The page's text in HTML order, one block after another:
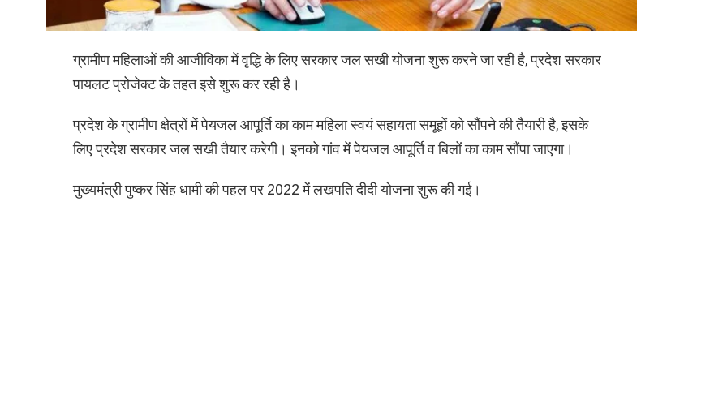
ग्रामीण महिलाओं की आजीविका में वृद्धि के लिए सरकार जल सखी योजना शुरू करने जा रही है, प्रदेश सरकार
पायलट प्रोजेक्ट के तहत इसे शुरू कर रही है।
प्रदेश के ग्रामीण क्षेत्रों में पेयजल आपूर्ति का काम महिला स्वयं सहायता समूहों को सौंपने की तैयारी है, इसके
लिए प्रदेश सरकार जल सखी तैयार करेगी। इनको गांव में पेयजल आपूर्ति व बिलों का काम सौंपा जाएगा।
मुख्यमंत्री पुष्कर सिंह धामी की पहल पर 2022 में लखपति दीदी योजना शुरू की गई।